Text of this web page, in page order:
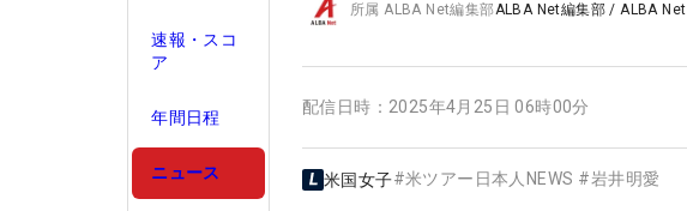
速報・スコ
ア
年間日程
ニュース
所属ALBA Net編集部ALBA Net編集部 /ALBA Net
配信日時： 2025年4月25日 06時00分
米国女子#米ツアー日本人NEWS #岩井明愛